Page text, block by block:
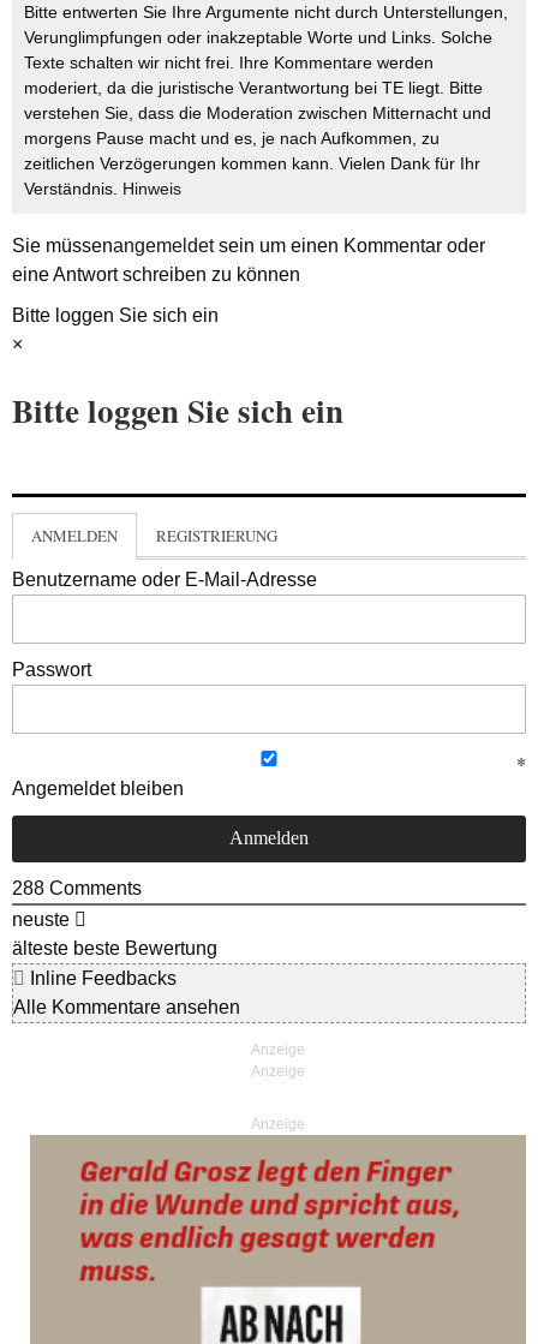
Bitte entwerten Sie Ihre Argumente nicht durch Unterstellungen,
Verunglimpfungen oder inakzeptable Worte und Links. Solche
Texte schalten wir nicht frei. Ihre Kommentare werden
moderiert, da die juristische Verantwortung bei TE liegt. Bitte
verstehen Sie, dass die Moderation zwischen Mitternacht und
morgens Pause macht und es, je nach Aufkommen, zu
zeitlichen Verzögerungen kommen kann. Vielen Dank für Ihr
Verständnis. Hinweis
Sie müssenangemeldetsein um einen Kommentar oder
eine Antwort schreiben zu können
Bitte loggen Sie sich ein
×
Bitte loggen Sie sich ein
ANMELDEN REGISTRIERUNG
Benutzername oder E-Mail-Adresse
Passwort
Angemeldet bleiben
288 Comments
neuste
älteste beste Bewertung
Inline Feedbacks
Alle Kommentare ansehen
Anzeige